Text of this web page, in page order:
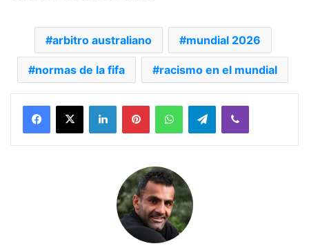
arbitro australiano mundial 2026
normas de la fifa racismo en el mundial
Facebook
X LinkedInPinterestWhatsAppTelegramViber